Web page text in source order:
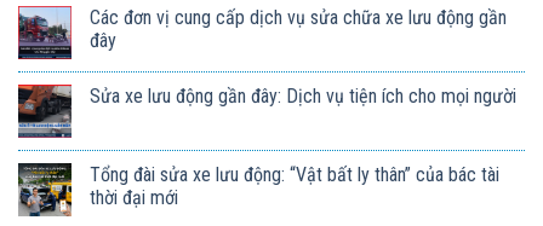
Các đơn vị cung cấp dịch vụ sửa chữa xe lưu động gần
đây
Sửa xe lưu động gần đây: Dịch vụ tiện ích cho mọi người
Tổng đài sửa xe lưu động: “Vật bất ly thân” của bác tài
thời đại mới